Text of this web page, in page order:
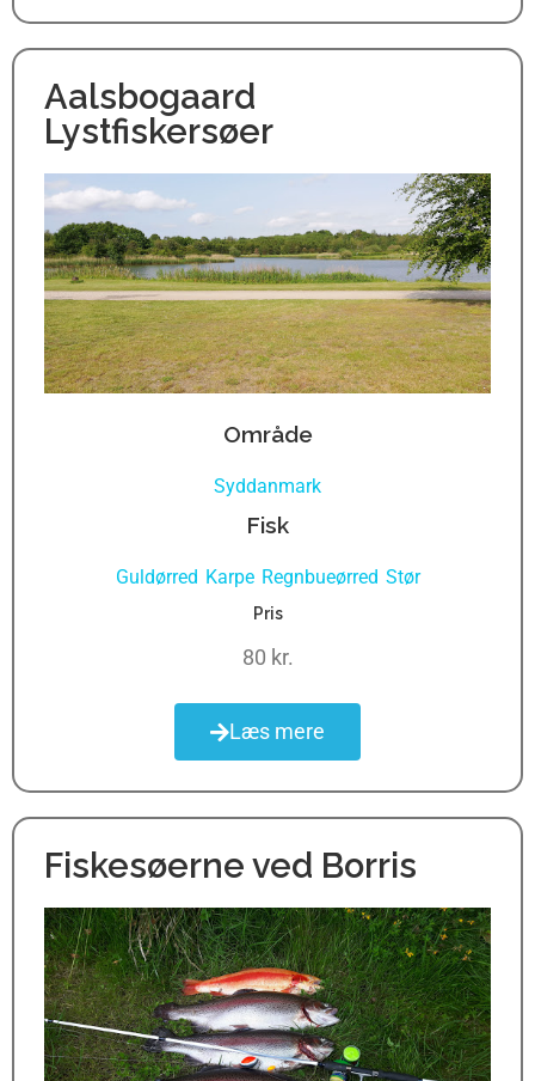
Aalsbogaard
Lystfiskersøer
Område
Syddanmark
Fisk
Guldørred Karpe, Regnbueørred Stør
Pris
80 kr.
Læs mere
Fiskesøerne ved Borris